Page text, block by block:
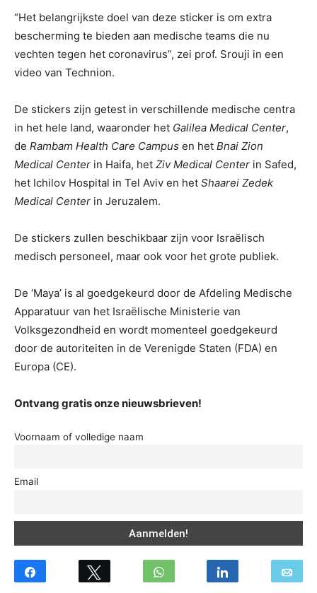
“Het belangrijkste doel van deze sticker is om extra
bescherming te bieden aan medische teams die nu
vechten tegen het coronavirus”, zei prof. Srouji in een
video van Technion.
De stickers zijn getest in verschillende medische centra
in het hele land, waaronder het Galilea Medical Center,
de Rambam Health Care Campus en het Bnai Zion
Medical Center in Haifa, het Ziv Medical Center in Safed,
het Ichilov Hospital in Tel Aviv en het Shaarei Zedek
Medical Center in Jeruzalem.
De stickers zullen beschikbaar zijn voor Israëlisch
medisch personeel, maar ook voor het grote publiek.
De ‘Maya’ is al goedgekeurd door de Afdeling Medische
Apparatuur van het Israëlische Ministerie van
Volksgezondheid en wordt momenteel goedgekeurd
door de autoriteiten in de Verenigde Staten (FDA) en
Europa (CE).
Ontvang gratis onze nieuwsbrieven!
Voornaam of volledige naam
Email